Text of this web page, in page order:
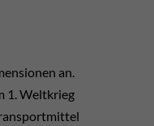
an.
1. Weltkrieg